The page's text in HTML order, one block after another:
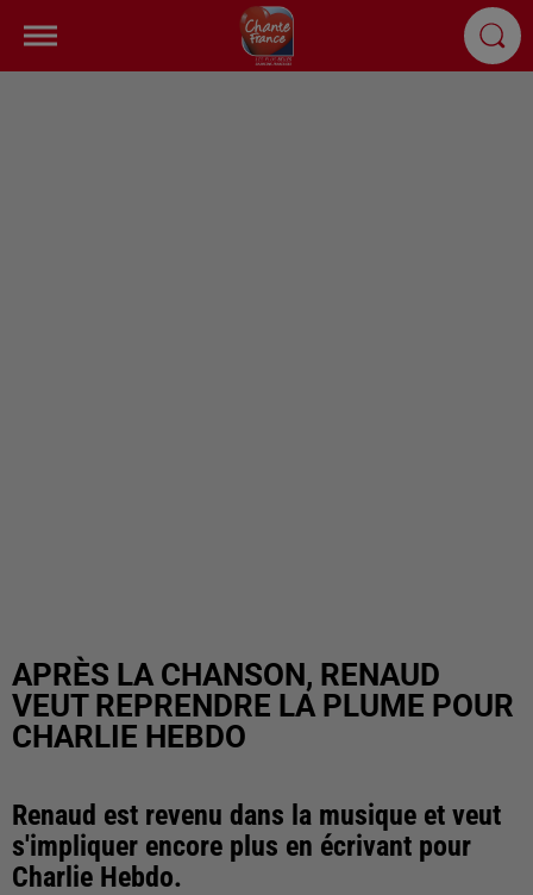
APRÈS LA CHANSON, RENAUD
VEUT REPRENDRE LA PLUME POUR
CHARLIE HEBDO
Renaud est revenu dans la musique et veut
s'impliquer encore plus en écrivant pour
Charlie Hebdo.